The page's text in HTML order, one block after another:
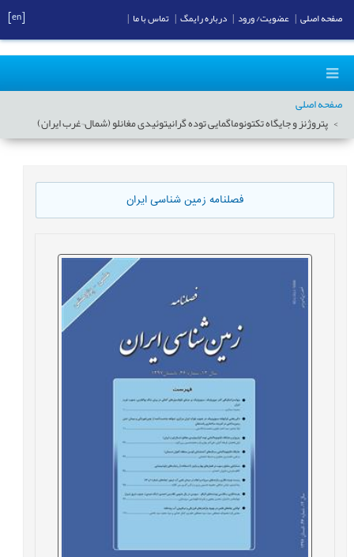
صفحه اصلی
پتروژنز و جایگاه تکتونوماگمایی توده گرانیتوئیدی مغانلو (شمال¬غرب ایران)
فصلنامه زمین شناسی ایران
صفحه اصلی عضویت/ ورود درباره رایمگ تماس با ما